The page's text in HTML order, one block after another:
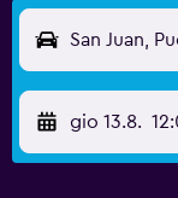
San Juan,
gio 13.8.